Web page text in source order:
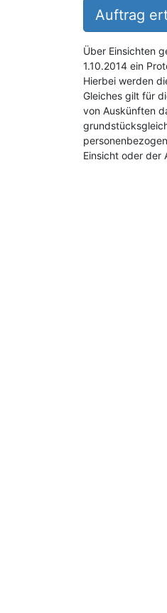
Auftrag
Über Einsichten
1.10.2014 ein
Hierbei werden
Gleiches gilt für
von Auskünften
Einsicht oder der